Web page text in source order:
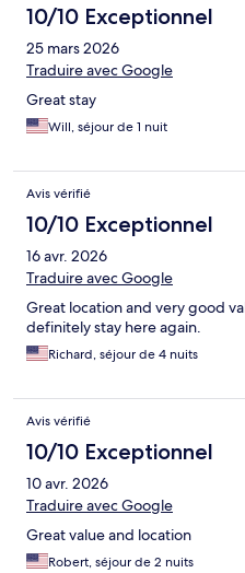
10/10 Exceptionnel
25 mars 2026
Traduire avec Google
Great stay
Will, séjour de 1 nuit
Avis vérifié
10/10 Exceptionnel
16 avr. 2026
Traduire avec Google
Great location and very good
definitely stay here again.
Richard, séjour de 4 nuits
Avis vérifié
10/10 Exceptionnel
10 avr. 2026
Traduire avec Google
Great value and location
Robert, séjour de 2 nuits